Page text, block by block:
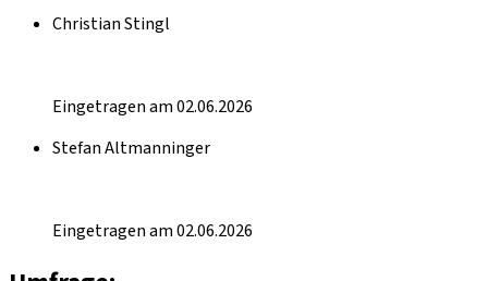
Christian Stingl
Eingetragen am 02.06.2026
Stefan Altmanninger
Eingetragen am 02.06.2026